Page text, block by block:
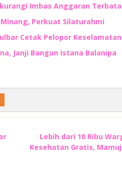
Imbas Anggaran
Perkuat Silaturahmi
Cetak Pelopor Keselamatan
Janji Bangun Istana Balanipa
Lebih dari 10 Ribu
Kesehatan Gratis,